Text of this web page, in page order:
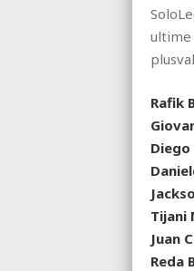
ultime
Rafik
Tijani
Juan
Reda